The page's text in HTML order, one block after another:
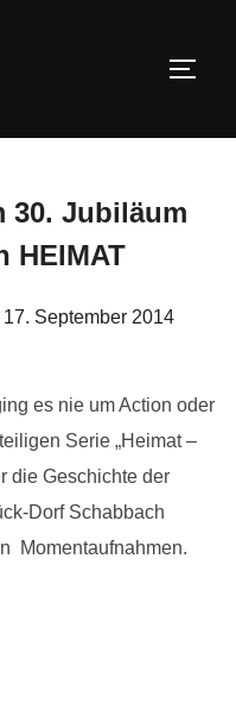
30. Jubiläum
HEIMAT
Veröffentlicht
17. September 2014
es nie um Action oder
Serie „Heimat –
die Geschichte der
Dorf Schabbach
Momentaufnahmen.